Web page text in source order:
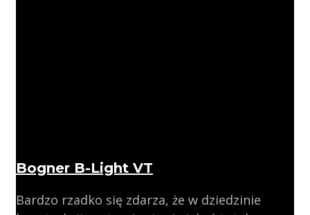
Bogner B-Light VT
Bardzo rzadko się zdarza, że w dziedzinie